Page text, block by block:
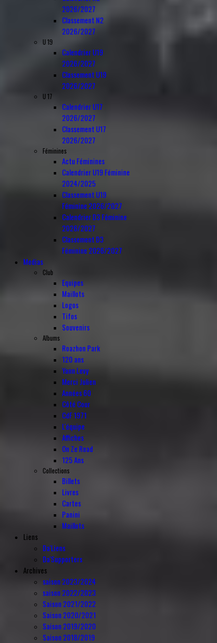
2026/2027
Classement N2
2026/2027
U 19
Calendrier U19
2026/2027
Classement U19
2026/2027
U 17
Calendrier U17
2026/2027
Classement U17
2026/2027
Féminines
Actu Féminines
Calendrier U19 Féminine
2024/2025
Classement U19
Féminine 2026/2027
Calendrier D3 Féminine
2026/2027
Classement D3
Féminine 2026/2027
Medias
Club
Equipes
Maillots
Logos
Tifos
Souvenirs
Albums
Roazhon Park
120 ans
Yann Levy
Merci Julien
Années 60
Côté Cour
CdF 1971
L'équipe
Affiches
On Ze Road
125 Ans
Collections
Billets
Livres
Cartes
Panini
Maillots
Liens
Da'Liens
Da'Supporters
Archives
saison 2023/2024
saison 2022/2023
Saison 2021/2022
Saison 2020/2021
Saison 2019/2020
Saison 2018/2019